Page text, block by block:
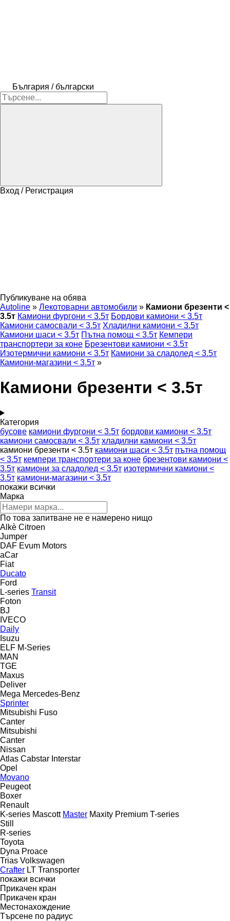
България / български
Вход / Регистрация
Публикуване на обява
Autoline » Лекотоварни автомобили » Камиони брезенти <
3.5т Камиони фургони < 3.5т Бордови камиони < 3.5т
Камиони самосвали < 3.5т Хладилни камиони < 3.5т
Камиони шаси < 3.5т Пътна помощ < 3.5т Кемпери
транспортери за коне Брезентови камиони < 3.5т
Изотермични камиони < 3.5т Камиони за сладолед < 3.5т
Камиони-магазини < 3.5т »
Камиони брезенти < 3.5т
Категория
бусове камиони фургони < 3.5т бордови камиони < 3.5т
камиони самосвали < 3.5т хладилни камиони < 3.5т
камиони брезенти < 3.5т камиони шаси < 3.5т пътна помощ
< 3.5т кемпери транспортери за коне брезентови камиони <
3.5т камиони за сладолед < 3.5т изотермични камиони <
3.5т камиони-магазини < 3.5т
покажи всички
Марка
По това запитване не е намерено нищо
Alkè Citroen
Jumper
DAF Evum Motors
aCar
Fiat
Ducato
Ford
L-series Transit
Foton
BJ
IVECO
Daily
Isuzu
ELF M-Series
MAN
TGE
Maxus
Deliver
Mega Mercedes-Benz
Sprinter
Mitsubishi Fuso
Canter
Mitsubishi
Canter
Nissan
Atlas Cabstar Interstar
Opel
Movano
Peugeot
Boxer
Renault
K-series Mascott Master Maxity Premium T-series
Still
R-series
Toyota
Dyna Proace
Trias Volkswagen
Crafter LT Transporter
покажи всички
Прикачен кран
Прикачен кран
Местонахождение
Търсене по радиус